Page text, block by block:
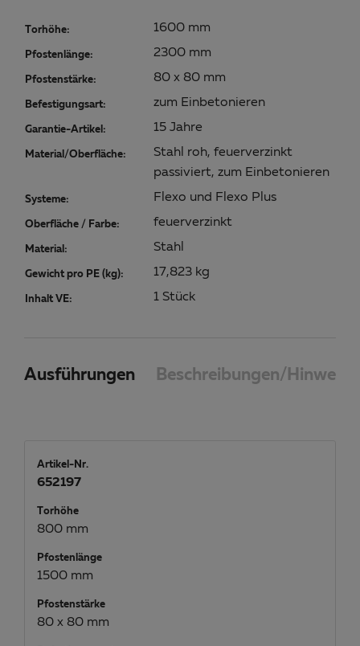
Torhöhe: 1600 mm
Pfostenlänge: 2300 mm
Pfostenstärke: 80 x 80 mm
Befestigungsart: zum Einbetonieren
Garantie-Artikel: 15 Jahre
Material/Oberfläche:
Stahl roh, feuerverzinkt
passiviert, zum Einbetonieren
Systeme: Flexo und Flexo Plus
Oberfläche / Farbe: feuerverzinkt
Material: Stahl
Gewicht pro PE (kg): 17,823 kg
Inhalt VE: 1 Stück
Ausführungen Beschreibungen/Hinweise
Artikel-Nr.
652197
Torhöhe
800 mm
Pfostenlänge
1500 mm
Pfostenstärke
80 x 80 mm